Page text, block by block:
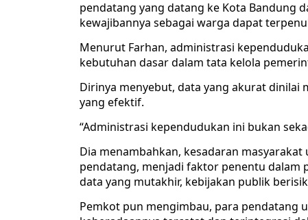
pendatang yang datang ke Kota Bandung
kewajibannya sebagai warga dapat
Menurut Farhan, administrasi
kebutuhan dasar dalam tata kelola
Dirinya menyebut, data yang akurat dinilai
yang efektif.
“Administrasi kependudukan ini bukan
Dia menambahkan, kesadaran
pendatang, menjadi faktor penentu dalam
data yang mutakhir, kebijakan publik
Pemkot pun mengimbau, para pendatang